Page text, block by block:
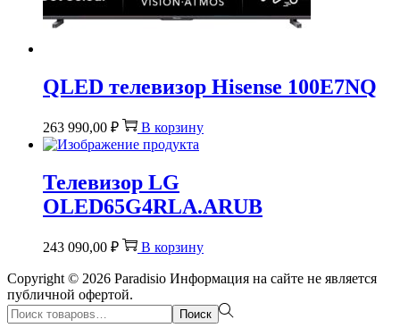
QLED телевизор Hisense 100E7NQ
263 990,00 ₽ В корзину
Телевизор LG
OLED65G4RLA.ARUB
243 090,00 ₽ В корзину
Copyright © 2026 Paradisio Информация на сайте не является
публичной офертой.
Поиск:>
Поиск